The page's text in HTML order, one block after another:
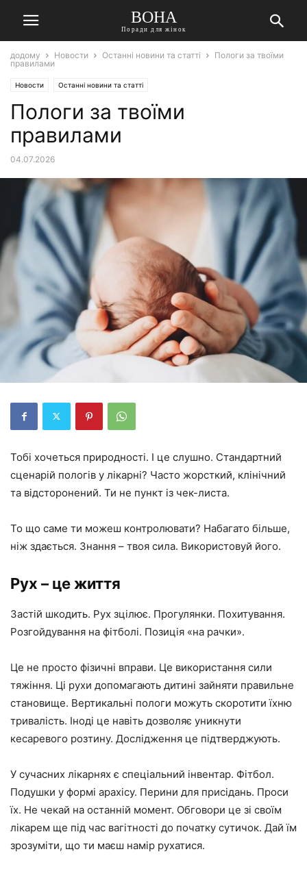
ВОНА
Поради для жінок
додому Новости Останні новини та статті
Пологи за твоїми
правилами
Новости Останні новини та статті
Пологи за твоїми
правилами
04.07.2026
Тобі хочеться природності. І це слушно. Стандартний
сценарій пологів у лікарні? Часто жорсткий, клінічний
та відсторонений. Ти не пункт із чек-листа.
То що саме ти можеш контролювати? Набагато більше,
ніж здається. Знання – твоя сила. Використовуй його.
Рух – це життя
Застій шкодить. Рух зцілює. Прогулянки. Похитування.
Розгойдування на фітболі. Позиція «на рачки».
Це не просто фізичні вправи. Це використання сили
тяжіння. Ці рухи допомагають дитині зайняти правильне
становище. Вертикальні пологи можуть скоротити їхню
тривалість. Іноді це навіть дозволяє уникнути
кесаревого розтину. Дослідження це підтверджують.
У сучасних лікарнях є спеціальний інвентар. Фітбол.
Подушки у формі арахісу. Перини для присідань. Проси
їх. Не чекай на останній момент. Обговори це зі своїм
лікарем ще під час вагітності до початку сутичок. Дай їм
зрозуміти, що ти маєш намір рухатися.